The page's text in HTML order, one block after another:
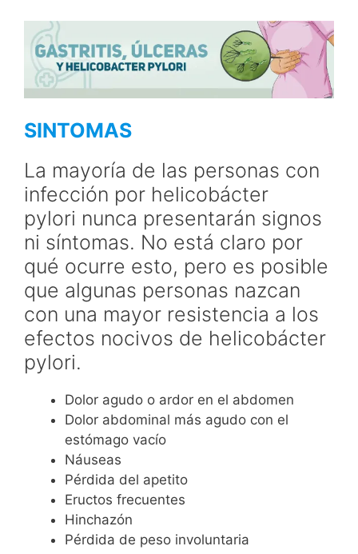
SINTOMAS
La mayoría de las personas con
infección por helicobácter
pylori nunca presentarán signos
ni síntomas. No está claro por
qué ocurre esto, pero es posible
que algunas personas nazcan
con una mayor resistencia a los
efectos nocivos de helicobácter
pylori.
Dolor agudo o ardor en el abdomen
Dolor abdominal más agudo con el
estómago vacío
Náuseas
Pérdida del apetito
Eructos frecuentes
Hinchazón
Pérdida de peso involuntaria